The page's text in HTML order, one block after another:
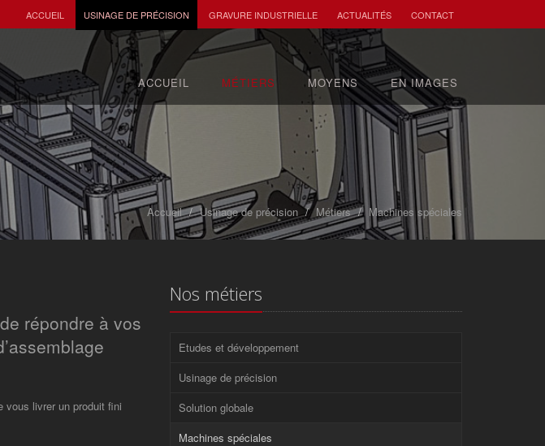
ACCUEIL USINAGE DE PRÉCISION GRAVURE INDUSTRIELLE ACTUALITÉS CONTACT
ACCUEIL MÉTIERS MOYENS EN IMAGES
Accueil Usinage de précision Métiers Machines spéciales
répondre à vos
vous livrer un produit fini
Nos métiers
Etudes et développement
Usinage de précision
Solution globale
Machines spéciales